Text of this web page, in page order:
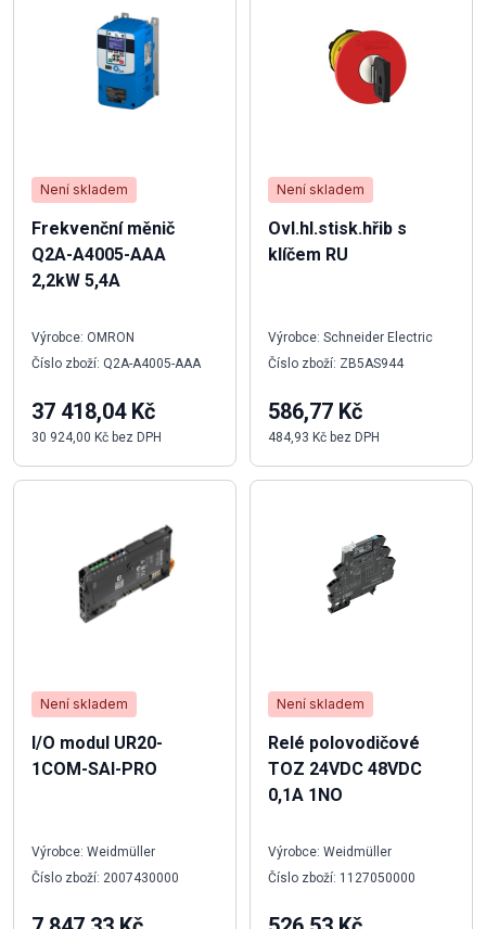
Není skladem
Frekvenční měnič
Q2A-A4005-AAA
2,2kW 5,4A
Výrobce: OMRON
Číslo zboží: Q2A-A4005-AAA
37 418,04 Kč
30 924,00 Kč bez DPH
Není skladem
I/O modul UR20-
1COM-SAI-PRO
Výrobce: Weidmüller
Číslo zboží: 2007430000
Není skladem
Ovl.hl.stisk.hřib s
klíčem RU
Výrobce: Schneider Electric
Číslo zboží: ZB5AS944
586,77 Kč
484,93 Kč bez DPH
Není skladem
Relé polovodičové
TOZ 24VDC 48VDC
0,1A 1NO
Výrobce: Weidmüller
Číslo zboží: 1127050000